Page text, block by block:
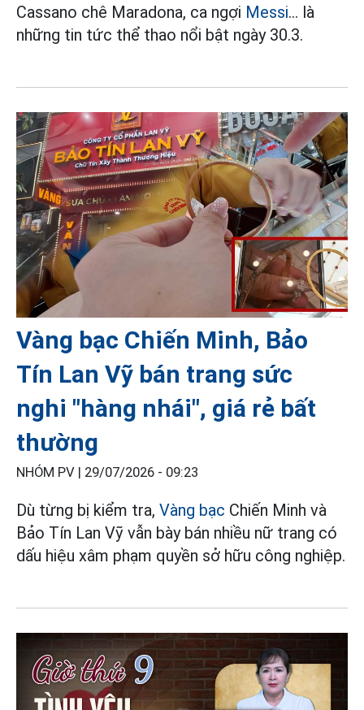
Cassano chê Maradona, ca ngợi Messi... là
những tin tức thể thao nổi bật ngày 30.3.
Vàng bạc Chiến Minh, Bảo
Tín Lan Vỹ bán trang sức
nghi "hàng nhái", giá rẻ bất
thường
NHÓM PV | 29/07/2026 - 09:23
Dù từng bị kiểm tra, Vàng bạc Chiến Minh và
Bảo Tín Lan Vỹ vẫn bày bán nhiều nữ trang có
dấu hiệu xâm phạm quyền sở hữu công nghiệp.